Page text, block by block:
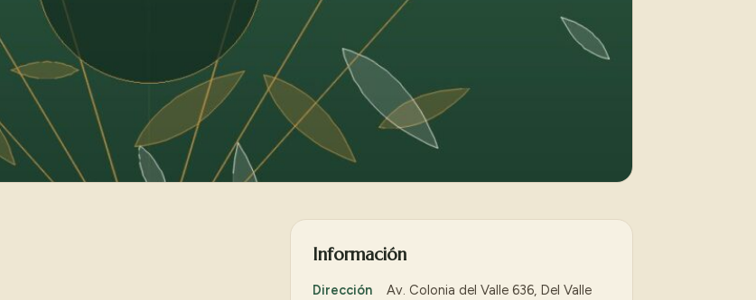
Información
Dirección
Av. Colonia del Valle 636, Del Valle